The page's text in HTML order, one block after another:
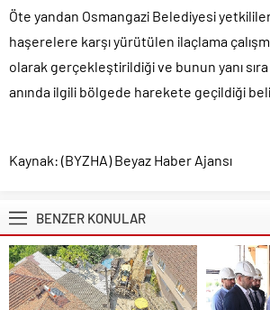
Öte yandan Osmangazi Belediyesi
haşerelere karşı yürütülen ilaçlama
olarak gerçekleştirildiği ve bunun yanı
anında ilgili bölgede harekete geçildiği
Kaynak: (BYZHA) Beyaz Haber Ajansı
BENZER KONULAR